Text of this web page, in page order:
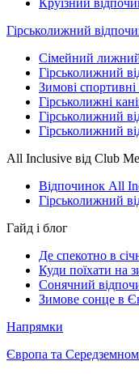
Круїзний
Гірськолижний
Сімейний
Гірськолижний
Зимові спортивні
Гірськолижні
Гірськолижний
Гірськолижний
All Inclusive від Club
Відпочинок All
Гірськолижний
Гайд і блог
Де спекотно в
Куди поїхати на
Сонячний
Зимове сонце в
Напрямки
Європа та